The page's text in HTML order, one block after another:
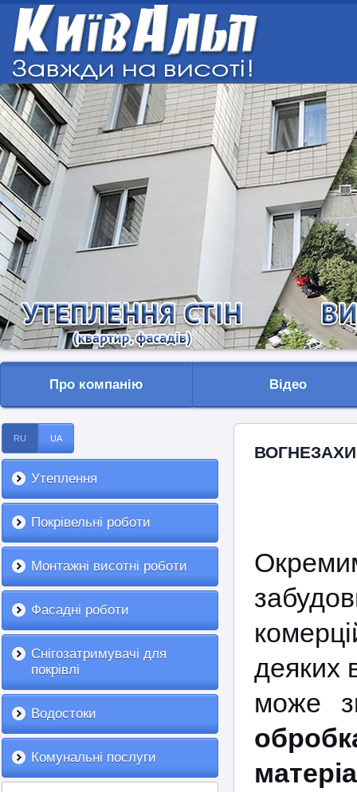
Про компанію Відео
RU UA
Утеплення
Покрівельні роботи
Монтажні висотні роботи
Фасадні роботи
Снігозатримувачі для
покрівлі
Водостоки
Комунальні послуги
деяких
може